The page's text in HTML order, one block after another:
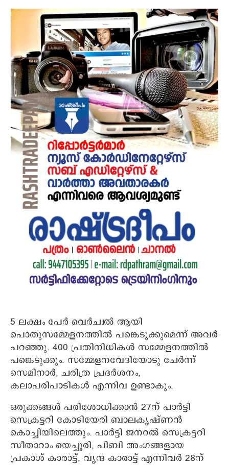
5 ലക്ഷം പേര്‍ വെര്‍ച്വല്‍ ആയി
പൊതുസമ്മേളനത്തില്‍ പങ്കെടുക്കുമെന്ന് അവര്‍
പറഞ്ഞു. 400 പ്രതിനിധികള്‍ സമ്മേളനത്തില്‍
പങ്കെടുക്കും. സമ്മേളനവേദിയോടു ചേര്‍ന്ന്
സെമിനാര്‍, ചരിത്ര പ്രദര്‍ശനം,
കലാപരിപാടികള്‍ എന്നിവ ഉണ്ടാകും.
ഒരുക്കങ്ങള്‍ പരിശോധിക്കാന്‍ 27ന് പാര്‍ട്ടി
സെക്രട്ടറി കോടിയേരി ബാലകൃഷ്ണന്‍
കൊച്ചിയിലെത്തും. പാര്‍ട്ടി ജനറല്‍ സെക്രട്ടറി
സീതാറാം യെച്ചൂരി, പിബി അംഗങ്ങളായ
പ്രകാശ് കാരാട്ട്, വൃന്ദ കാരാട്ട് എന്നിവര്‍ 28ന്